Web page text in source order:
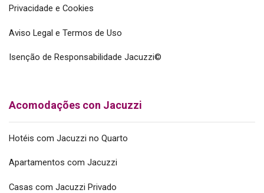
Privacidade e Cookies
Aviso Legal e Termos de Uso
Isenção de Responsabilidade Jacuzzi©
Acomodações con Jacuzzi
Hotéis com Jacuzzi no Quarto
Apartamentos com Jacuzzi
Casas com Jacuzzi Privado